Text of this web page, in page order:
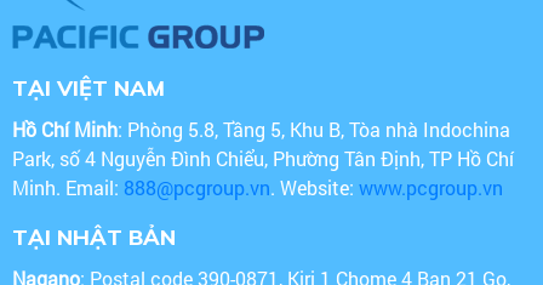
TẠI VIỆT NAM
Hồ Chí Minh: Phòng 5.8, Tầng 5, Khu B, Tòa nhà Indochina
Park, số 4 Nguyễn Đình Chiểu, Phường Tân Định, TP Hồ Chí
Minh. Email: 888@pcgroup.vn. Website: www.pcgroup.vn
TẠI NHẬT BẢN
Nagano: Postal code 390-0871, Kiri 1 Chome 4 Ban 21 Go,